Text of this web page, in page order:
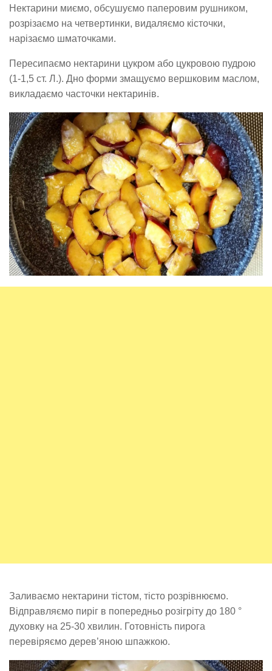
Нектарини миємо, обсушуємо паперовим рушником,
розрізаємо на четвертинки, видаляємо кісточки,
нарізаємо шматочками.
Пересипаємо нектарини цукром або цукровою пудрою
(1-1,5 ст. Л.). Дно форми змащуємо вершковим маслом,
викладаємо часточки нектаринів.
Заливаємо нектарини тістом, тісто розрівнюємо.
Відправляємо пиріг в попередньо розігріту до 180 °
духовку на 25-30 хвилин. Готовність пирога
перевіряємо дерев’яною шпажкою.